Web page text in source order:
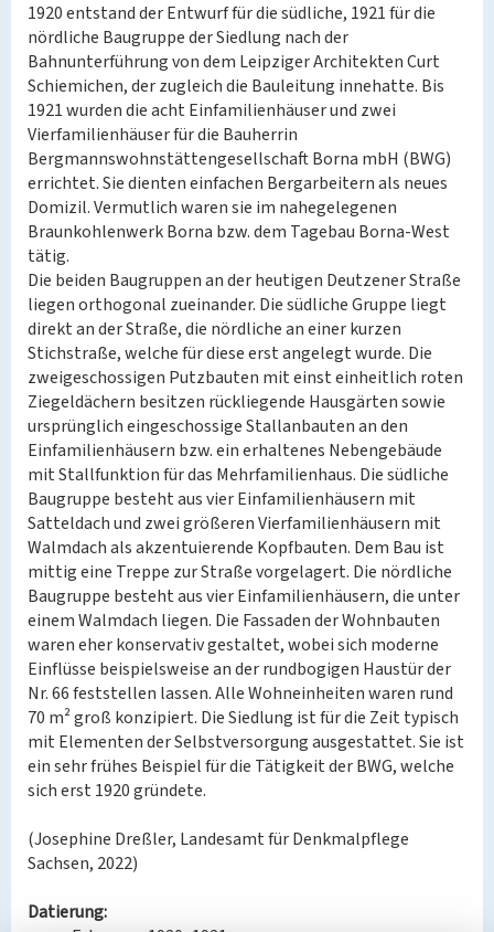
1920 entstand der Entwurf für die südliche, 1921 für die
nördliche Baugruppe der Siedlung nach der
Bahnunterführung von dem Leipziger Architekten Curt
Schiemichen, der zugleich die Bauleitung innehatte. Bis
1921 wurden die acht Einfamilienhäuser und zwei
Vierfamilienhäuser für die Bauherrin
Bergmannswohnstättengesellschaft Borna mbH (BWG)
errichtet. Sie dienten einfachen Bergarbeitern als neues
Domizil. Vermutlich waren sie im nahegelegenen
Braunkohlenwerk Borna bzw. dem Tagebau Borna-West
tätig.
Die beiden Baugruppen an der heutigen Deutzener Straße
liegen orthogonal zueinander. Die südliche Gruppe liegt
direkt an der Straße, die nördliche an einer kurzen
Stichstraße, welche für diese erst angelegt wurde. Die
zweigeschossigen Putzbauten mit einst einheitlich roten
Ziegeldächern besitzen rückliegende Hausgärten sowie
ursprünglich eingeschossige Stallanbauten an den
Einfamilienhäusern bzw. ein erhaltenes Nebengebäude
mit Stallfunktion für das Mehrfamilienhaus. Die südliche
Baugruppe besteht aus vier Einfamilienhäusern mit
Satteldach und zwei größeren Vierfamilienhäusern mit
Walmdach als akzentuierende Kopfbauten. Dem Bau ist
mittig eine Treppe zur Straße vorgelagert. Die nördliche
Baugruppe besteht aus vier Einfamilienhäusern, die unter
einem Walmdach liegen. Die Fassaden der Wohnbauten
waren eher konservativ gestaltet, wobei sich moderne
Einflüsse beispielsweise an der rundbogigen Haustür der
Nr. 66 feststellen lassen. Alle Wohneinheiten waren rund
70 m² groß konzipiert. Die Siedlung ist für die Zeit typisch
mit Elementen der Selbstversorgung ausgestattet. Sie ist
ein sehr frühes Beispiel für die Tätigkeit der BWG, welche
sich erst 1920 gründete.
(Josephine Dreßler, Landesamt für Denkmalpflege
Sachsen, 2022)
Datierung: